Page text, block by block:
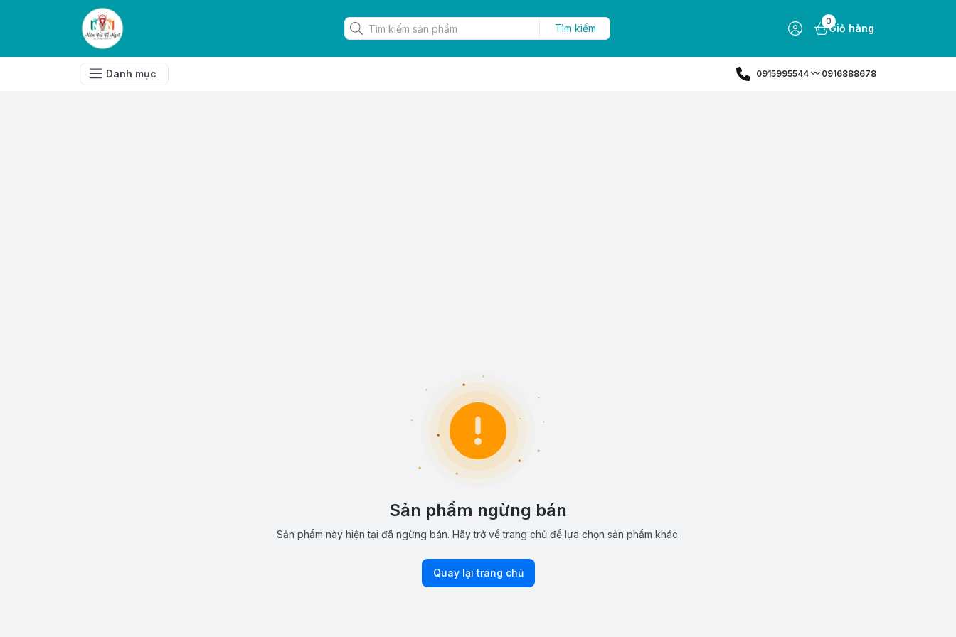
Tìm kiếm
0
Giỏ hàng
Danh mục 0915995544 〰️ 0916888678
Sản phẩm ngừng bán
Sản phẩm này hiện tại đã ngừng bán. Hãy trở về trang chủ để lựa chọn sản phẩm khác.
Quay lại trang chủ